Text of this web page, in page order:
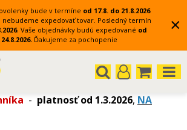
bude v termíne od 17.8. do 21.8.2026
nebudeme expedovať tovar. Posledný termín
. Vaše objednávky budú expedované od
Ďakujeme za pochopenie
×
- platnosť od 1.3.2026, NA